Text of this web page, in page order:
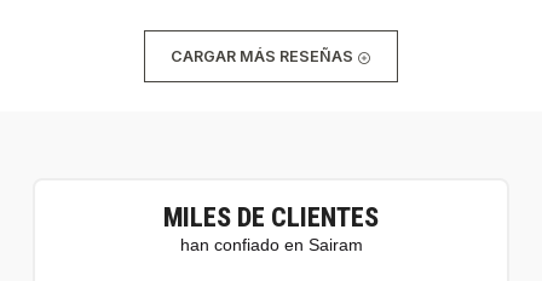
CARGAR MÁS RESEÑAS
MILES DE CLIENTES
han confiado en Sairam